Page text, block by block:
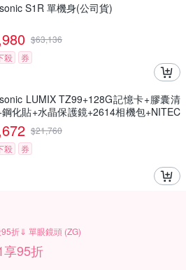
S1R 單機身(公司貨)
$63,136
殺
券
LUMIX TZ99+128G記憶卡+膠囊清
化貼+水晶保護鏡+2614相機包+NITEC
nano 迷你電動氣吹(公司貨)
$21,760
殺
券
折⇓ 單眼鏡頭 (ZG)
享95折